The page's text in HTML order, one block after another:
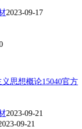
2023-09-17
思想概论15040官方
2023-09-21
09-21